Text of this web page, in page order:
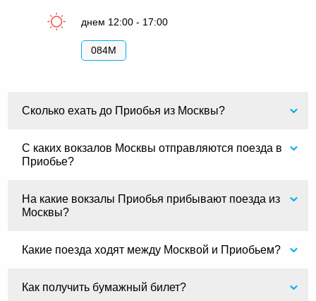
днем 12:00 - 17:00
084М
Сколько ехать до Приобья из Москвы?
С каких вокзалов Москвы отправляются поезда в
Приобье?
На какие вокзалы Приобья прибывают поезда из
Москвы?
Какие поезда ходят между Москвой и Приобьем?
Как получить бумажный билет?